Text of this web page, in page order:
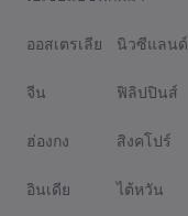
ออสเตรเลีย
จีน
ฮ่องกง
อินเดีย
นิวซีแลนด์
ฟิลิปปินส์
สิงคโปร์
ไต้หวัน